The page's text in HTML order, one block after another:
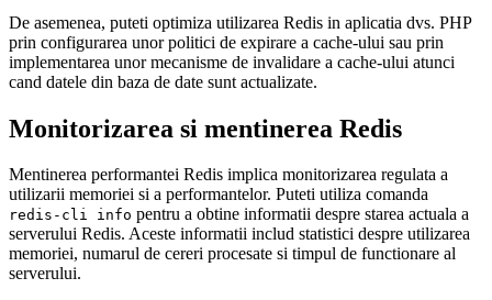
De asemenea, puteti optimiza utilizarea Redis in aplicatia dvs. PHP
prin configurarea unor politici de expirare a cache-ului sau prin
implementarea unor mecanisme de invalidare a cache-ului atunci
cand datele din baza de date sunt actualizate.
Monitorizarea si mentinerea Redis
Mentinerea performantei Redis implica monitorizarea regulata a
utilizarii memoriei si a performantelor. Puteti utiliza comanda
redis-cli info pentru a obtine informatii despre starea actuala a
serverului Redis. Aceste informatii includ statistici despre utilizarea
memoriei, numarul de cereri procesate si timpul de functionare al
serverului.